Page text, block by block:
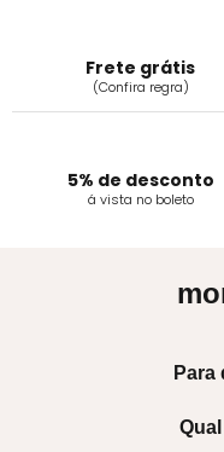
Frete grátis
(Confira regra)
5% de desconto
á vista no boleto
Para